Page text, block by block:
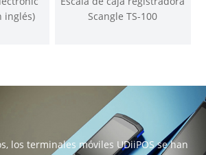
inglés)
Scangle TS-100
los terminales móviles UDiiPOS se han